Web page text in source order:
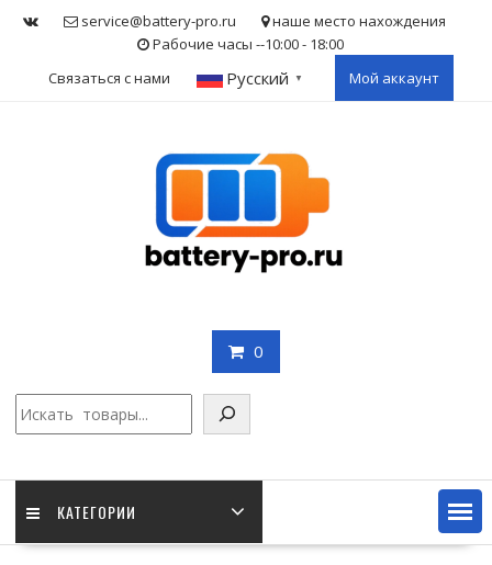
service@battery-pro.ru
наше место нахождения
Рабочие часы --10:00 - 18:00
Связаться с нами
Русский ▼ Мой аккаунт
0
КАТЕГОРИИ